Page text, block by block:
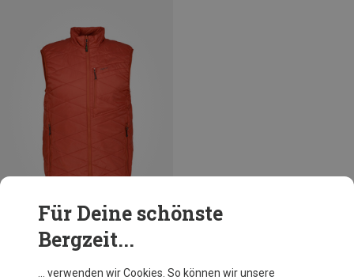
Du sparst 45%
Für Deine schönste
Bergzeit...
… verwenden wir Cookies. So können wir unsere